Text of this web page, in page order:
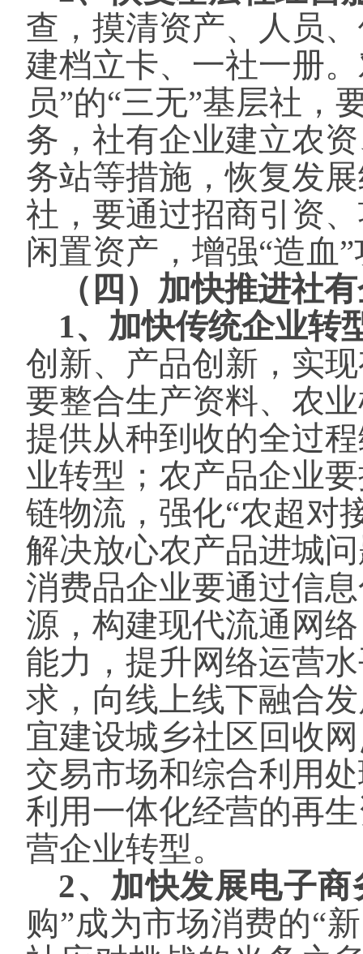
查，摸清资产、人员
建档立卡、一社一册
员”的“三无”基层社，
务，社有企业建立农
务站等措施，恢复发
社，要通过招商引资
闲置资产，增强“造血
（四）加快推进社
1、加快传统企业转
创新、产品创新，实
要整合生产资料、农
提供从种到收的全过
业转型；农产品企业
链物流，强化“农超对
解决放心农产品进城
消费品企业要通过信
源，构建现代流通网
能力，提升网络运营
求，向线上线下融合
宜建设城乡社区回收
交易市场和综合利用
利用一体化经营的再
营企业转型。
2、加快发展电子商
购”成为市场消费的“